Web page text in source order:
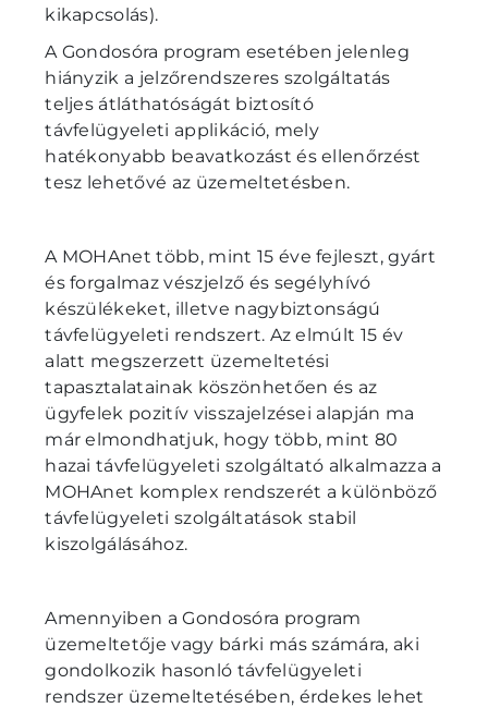
kikapcsolás).
A Gondosóra program esetében jelenleg
hiányzik a jelzőrendszeres szolgáltatás
teljes átláthatóságát biztosító
távfelügyeleti applikáció, mely
hatékonyabb beavatkozást és ellenőrzést
tesz lehetővé az üzemeltetésben.
A MOHAnet több, mint 15 éve fejleszt, gyárt
és forgalmaz vészjelző és segélyhívó
készülékeket, illetve nagybiztonságú
távfelügyeleti rendszert. Az elmúlt 15 év
alatt megszerzett üzemeltetési
tapasztalatainak köszönhetően és az
ügyfelek pozitív visszajelzései alapján ma
már elmondhatjuk, hogy több, mint 80
hazai távfelügyeleti szolgáltató alkalmazza a
MOHAnet komplex rendszerét a különböző
távfelügyeleti szolgáltatások stabil
kiszolgálásához.
Amennyiben a Gondosóra program
üzemeltetője vagy bárki más számára, aki
gondolkozik hasonló távfelügyeleti
rendszer üzemeltetésében, érdekes lehet